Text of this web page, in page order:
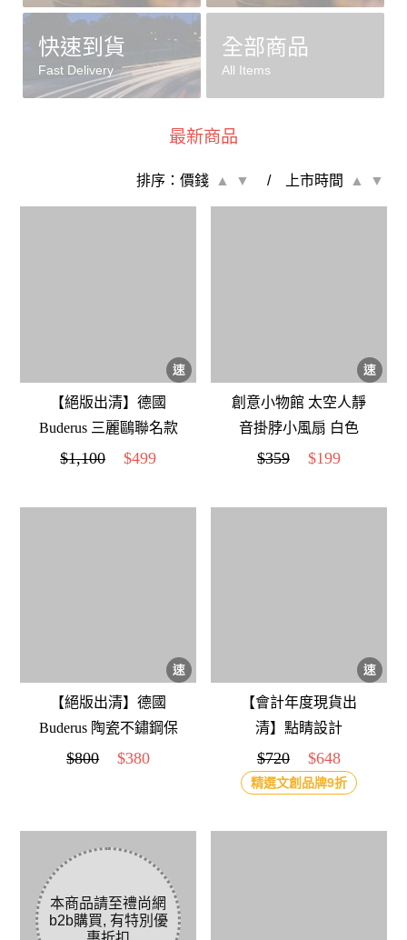
快速到貨
Fast Delivery
全部商品
All Items
最新商品
排序： 價錢 / 上市時間
【絕版出清】德國
Buderus 三麗鷗聯名款
陶瓷冰霸杯 710ml(大
$1,100 $499
創意小物館 太空人靜
音掛脖小風扇 白色
$359 $199
【絕版出清】德國
Buderus 陶瓷不鏽鋼保
溫/保冷冰霸杯
$800 $380
【會計年度現貨出
清】點睛設計
DOTdesign 100%無塑
竹纖維沙灘玩具組
$720 $648
精選文創品牌9折